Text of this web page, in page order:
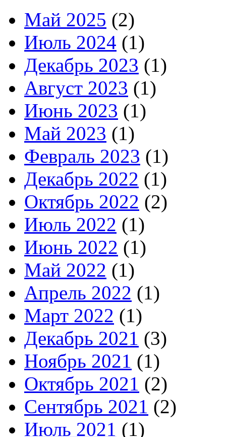
Май 2025 (2)
Июль 2024 (1)
Декабрь 2023 (1)
Август 2023 (1)
Июнь 2023 (1)
Май 2023 (1)
Февраль 2023 (1)
Декабрь 2022 (1)
Октябрь 2022 (2)
Июль 2022 (1)
Июнь 2022 (1)
Май 2022 (1)
Апрель 2022 (1)
Март 2022 (1)
Декабрь 2021 (3)
Ноябрь 2021 (1)
Октябрь 2021 (2)
Сентябрь 2021 (2)
Июль 2021 (1)